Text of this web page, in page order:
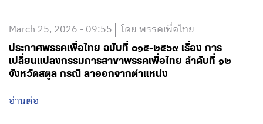
March 25, 2026 - 09:55 โดย พรรคเพื่อไทย
ประกาศพรรคเพื่อไทย ฉบับที่ ๐๑๕-๒๕๖๙ เรื่อง การ
เปลี่ยนแปลงกรรมการสาขาพรรคเพื่อไทย ลำดับที่ ๑๒
จังหวัดสตูล กรณี ลาออกจากตำแหน่ง
อ่านต่อ